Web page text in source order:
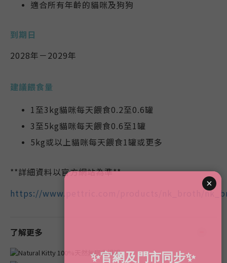
適合所有年齡的貓咪及狗狗
到期日
2028年－2029年
建議餵食量
1至3kg貓咪每天餵食0.2至0.6罐
3至5kg貓咪每天餵食0.6至1罐
5kg或以上貓咪每天餵食1罐或更多
**詳細資料以官方網站為準**
https://www.pettric.com/products/nk_broth/
了解更多